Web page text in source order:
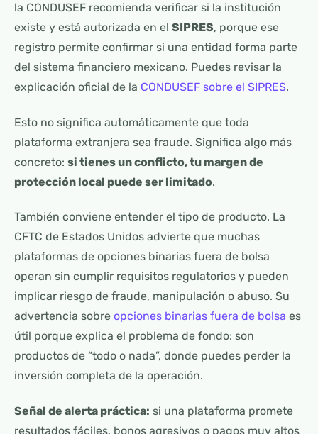
la CONDUSEF recomienda verificar si la institución
existe y está autorizada en el SIPRES, porque ese
registro permite confirmar si una entidad forma parte
del sistema financiero mexicano. Puedes revisar la
explicación oficial de la CONDUSEF sobre el SIPRES.
Esto no significa automáticamente que toda
plataforma extranjera sea fraude. Significa algo más
concreto: si tienes un conflicto, tu margen de
protección local puede ser limitado.
También conviene entender el tipo de producto. La
CFTC de Estados Unidos advierte que muchas
plataformas de opciones binarias fuera de bolsa
operan sin cumplir requisitos regulatorios y pueden
implicar riesgo de fraude, manipulación o abuso. Su
advertencia sobre opciones binarias fuera de bolsa es
útil porque explica el problema de fondo: son
productos de “todo o nada”, donde puedes perder la
inversión completa de la operación.
Señal de alerta práctica: si una plataforma promete
resultados fáciles, bonos agresivos o pagos muy altos